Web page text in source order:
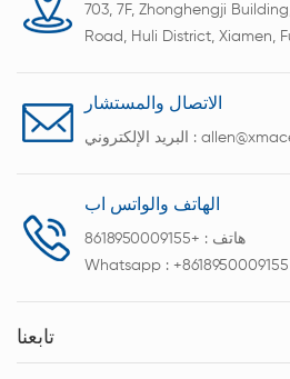
703, 7F, Zhonghengji
Road, Huli District, Xiamen,
الاتصال والمستشار
البريد الإلكتروني :
الهاتف والواتس اب
هاتف : +8618950009155
Whatsapp : +8618950009155
تابعنا